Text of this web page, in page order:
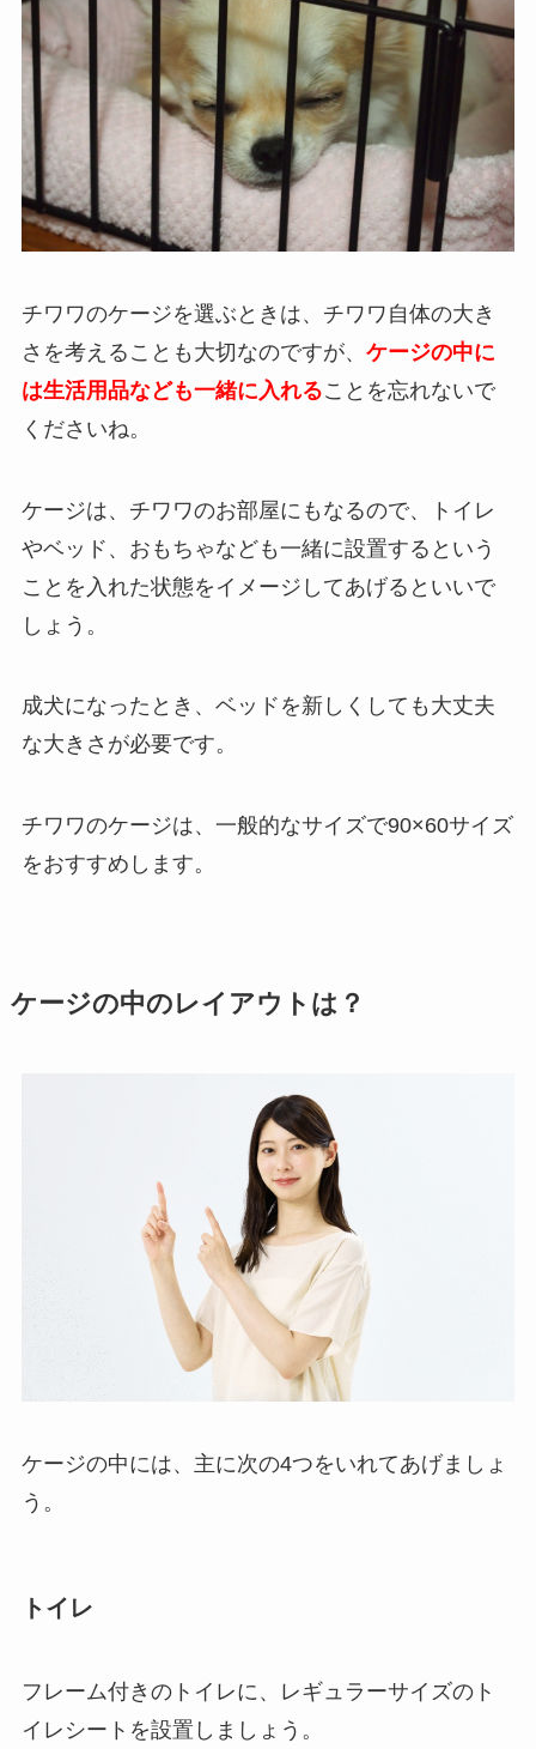
チワワのケージを選ぶときは、チワワ自体の大き
さを考えることも大切なのですが、 ケージの中に
は生活用品なども一緒に入れることを忘れないで
くださいね。
ケージは、チワワのお部屋にもなるので、トイレ
やベッド、おもちゃなども一緒に設置するという
ことを入れた状態をイメージしてあげるといいで
しょう。
成犬になったとき、ベッドを新しくしても大丈夫
な大きさが必要です。
チワワのケージは、一般的なサイズで90×60サイズ
をおすすめします。
ケージの中のレイアウトは？
ケージの中には、主に次の4つをいれてあげましょ
う。
トイレ
フレーム付きのトイレに、レギュラーサイズのト
イレシートを設置しましょう。